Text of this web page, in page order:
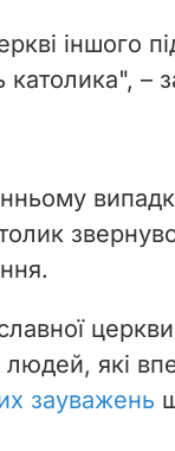
іншого
католика", –
людей, які
зауважень